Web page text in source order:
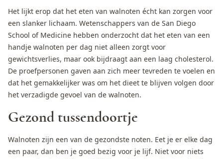
Het lijkt erop dat het eten van walnoten écht kan zorgen voor
een slanker lichaam. Wetenschappers van de San Diego
School of Medicine hebben onderzocht dat het eten van een
handje walnoten per dag niet alleen zorgt voor
gewichtsverlies, maar ook bijdraagt aan een laag cholesterol.
De proefpersonen gaven aan zich meer tevreden te voelen en
dat het gemakkelijker was om het dieet te blijven volgen door
het verzadigde gevoel van de walnoten.
Gezond tussendoortje
Walnoten zijn een van de gezondste noten. Eet je er elke dag
een paar, dan ben je goed bezig voor je lijf. Niet voor niets